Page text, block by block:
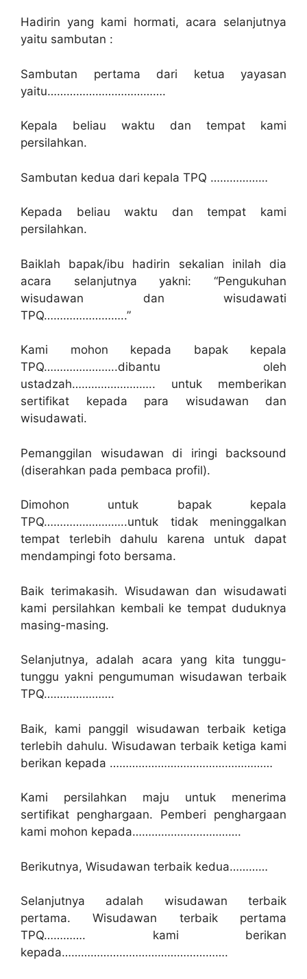
Hadirin yang kami hormati, acara selanjutnya
yaitu sambutan :
Sambutan pertama dari ketua yayasan
yaitu……………………………….
Kepala beliau waktu dan tempat kami
persilahkan.
Sambutan kedua dari kepala TPQ ………………
Kepada beliau waktu dan tempat kami
persilahkan.
Baiklah bapak/ibu hadirin sekalian inilah dia
acara selanjutnya yakni: “Pengukuhan
wisudawan dan wisudawati
TPQ……………………..”
Kami mohon kepada bapak kepala
TPQ…………………..dibantu oleh
ustadzah…………………….. untuk memberikan
sertifikat kepada para wisudawan dan
wisudawati.
Pemanggilan wisudawan di iringi backsound
(diserahkan pada pembaca profil).
Dimohon untuk bapak kepala
TPQ……………………..untuk tidak meninggalkan
tempat terlebih dahulu karena untuk dapat
mendampingi foto bersama.
Baik terimakasih. Wisudawan dan wisudawati
kami persilahkan kembali ke tempat duduknya
masing-masing.
Selanjutnya, adalah acara yang kita tunggu-
tunggu yakni pengumuman wisudawan terbaik
TPQ………………….
Baik, kami panggil wisudawan terbaik ketiga
terlebih dahulu. Wisudawan terbaik ketiga kami
berikan kepada ……………………………………………
Kami persilahkan maju untuk menerima
sertifikat penghargaan. Pemberi penghargaan
kami mohon kepada…………………………….
Berikutnya, Wisudawan terbaik kedua…………
Selanjutnya adalah wisudawan terbaik
pertama. Wisudawan terbaik pertama
TPQ…………. kami berikan
kepada…………………………………………….